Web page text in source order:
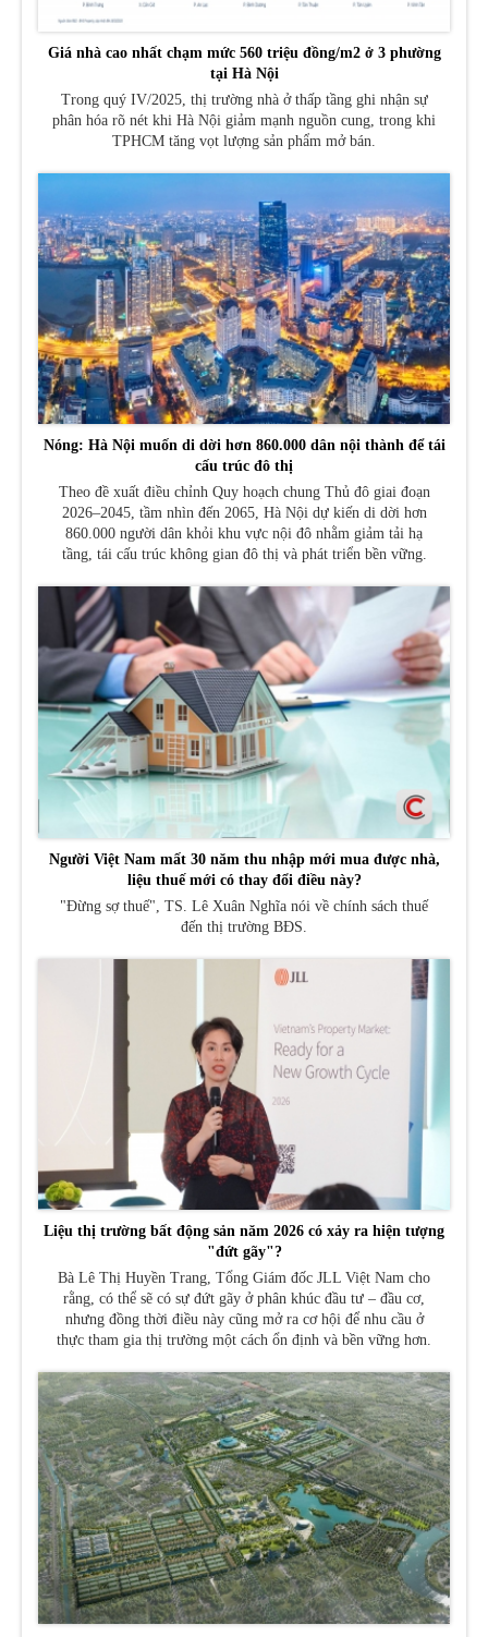
Giá nhà cao nhất chạm mức 560 triệu đồng/m2 ở 3 phường
tại Hà Nội
Trong quý IV/2025, thị trường nhà ở thấp tầng ghi nhận sự
phân hóa rõ nét khi Hà Nội giảm mạnh nguồn cung, trong khi
TPHCM tăng vọt lượng sản phẩm mở bán.
Nóng: Hà Nội muốn di dời hơn 860.000 dân nội thành để tái
cấu trúc đô thị
Theo đề xuất điều chỉnh Quy hoạch chung Thủ đô giai đoạn
2026–2045, tầm nhìn đến 2065, Hà Nội dự kiến di dời hơn
860.000 người dân khỏi khu vực nội đô nhằm giảm tải hạ
tầng, tái cấu trúc không gian đô thị và phát triển bền vững.
Người Việt Nam mất 30 năm thu nhập mới mua được nhà,
liệu thuế mới có thay đổi điều này?
"Đừng sợ thuế", TS. Lê Xuân Nghĩa nói về chính sách thuế
đến thị trường BĐS.
Liệu thị trường bất động sản năm 2026 có xảy ra hiện tượng
"đứt gãy"?
Bà Lê Thị Huyền Trang, Tổng Giám đốc JLL Việt Nam cho
rằng, có thể sẽ có sự đứt gãy ở phân khúc đầu tư – đầu cơ,
nhưng đồng thời điều này cũng mở ra cơ hội để nhu cầu ở
thực tham gia thị trường một cách ổn định và bền vững hơn.